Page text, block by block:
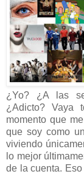
¿Yo? ¿A las
¿Adicto? Vaya
momento que
que soy como
viviendo
lo mejor
de la cuenta.